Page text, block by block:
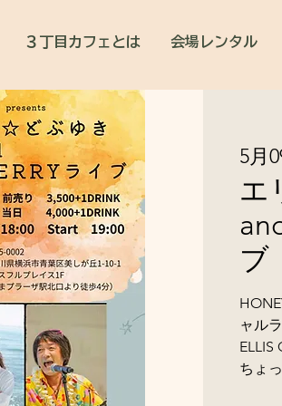
３丁目カフェとは 会場レンタル
5月
エ
ブ
ャル
ELLIS
ちょ